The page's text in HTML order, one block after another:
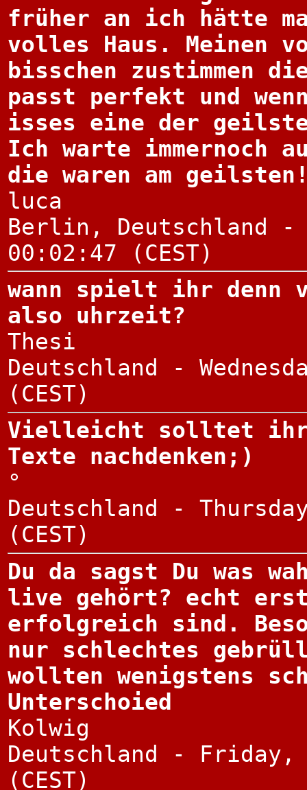
früher an ich hätte
volles Haus. Meinen
bisschen zustimmen
passt perfekt und
isses eine der
Ich warte immernoch
die waren am
luca
Berlin, Deutschland -
00:02:47 (CEST)
wann spielt ihr denn
also uhrzeit?
Thesi
Deutschland -
(CEST)
Vielleicht solltet ihr
Texte nachdenken;)
°
Deutschland -
(CEST)
Du da sagst Du was
live gehört? echt
erfolgreich sind.
nur schlechtes
wollten wenigstens
Unterschoied
Kolwig
Deutschland - Friday,
(CEST)